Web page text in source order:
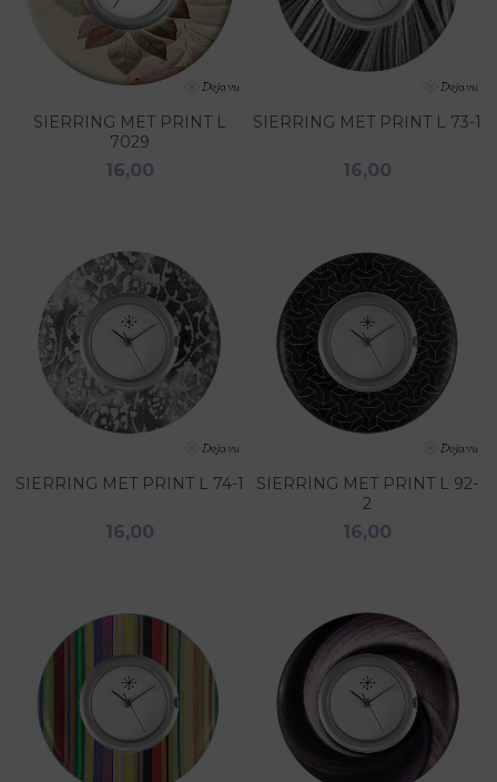
SIERRING MET PRINT L
7029
16,00
SIERRING MET PRINT L 73-1
16,00
SIERRING MET PRINT L 74-1
16,00
SIERRING MET PRINT L 92-
2
16,00